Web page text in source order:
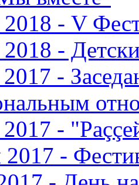
2018 - V
2018 -
2017 -
2017 -
2017 -